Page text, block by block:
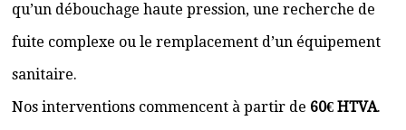
qu’un débouchage haute pression, une recherche de
fuite complexe ou le remplacement d’un équipement
sanitaire.
Nos interventions commencent à partir de 60€ HTVA.